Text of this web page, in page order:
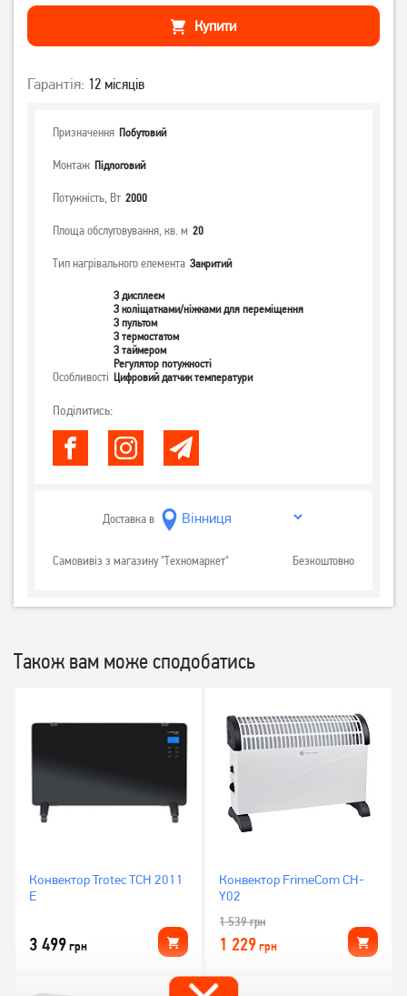
Купити
Гарантія: 12 місяців
Призначення Побутовий
Монтаж Підлоговий
Потужність, Вт 2000
Площа обслуговування, кв. м 20
Тип нагрівального елемента Закритий
Особливості
З дисплеєм
З коліщатками/ніжками для переміщення
З пультом
З термостатом
З таймером
Регулятор потужності
Цифровий датчик температури
Поділитись:
Доставка в
Самовивіз з магазину "Техномаркет" Безкоштовно
Також вам може сподобатись
Конвектор Trotec TCH 2011
E
3 499грн
Конвектор FrimeCom CH-
Y02
1 539грн
1 229грн